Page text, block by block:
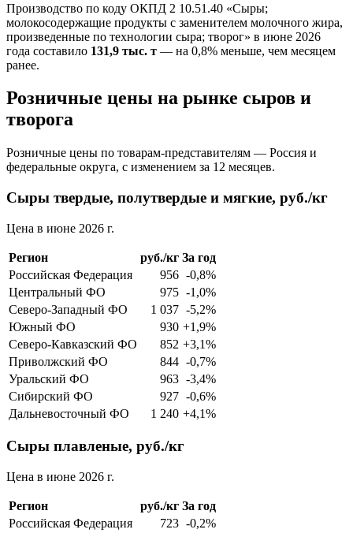
Производство по коду ОКПД 2 10.51.40 «Сыры;
молокосодержащие продукты с заменителем молочного жира,
произведенные по технологии сыра; творог» в июне 2026
года составило 131,9 тыс. т — на 0,8% меньше, чем месяцем
ранее.
Розничные цены на рынке сыров и
творога
Розничные цены по товарам-представителям — Россия и
федеральные округа, с изменением за 12 месяцев.
Сыры твердые, полутвердые и мягкие, руб./кг
Цена в июне 2026 г.
Регион руб./кг За год
Российская Федерация
956 -0,8%
Центральный ФО
975 -1,0%
Северо-Западный ФО
1 037 -5,2%
Южный ФО
930 +1,9%
Северо-Кавказский ФО
852 +3,1%
Приволжский ФО
844 -0,7%
Уральский ФО
963 -3,4%
Сибирский ФО
927 -0,6%
Дальневосточный ФО
1 240 +4,1%
Сыры плавленые, руб./кг
Цена в июне 2026 г.
Регион руб./кг За год
Российская Федерация
723 -0,2%